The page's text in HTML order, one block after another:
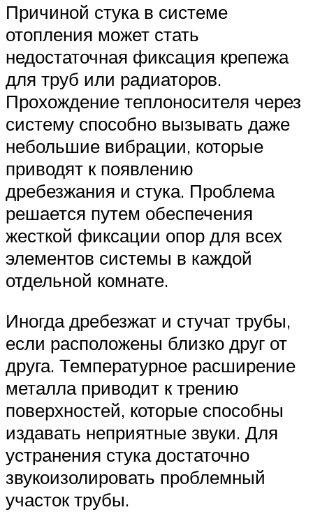
Причиной стука в системе
отопления может стать
недостаточная фиксация крепежа
для труб или радиаторов.
Прохождение теплоносителя через
систему способно вызывать даже
небольшие вибрации, которые
приводят к появлению
дребезжания и стука. Проблема
решается путем обеспечения
жесткой фиксации опор для всех
элементов системы в каждой
отдельной комнате.
Иногда дребезжат и стучат трубы,
если расположены близко друг от
друга. Температурное расширение
металла приводит к трению
поверхностей, которые способны
издавать неприятные звуки. Для
устранения стука достаточно
звукоизолировать проблемный
участок трубы.